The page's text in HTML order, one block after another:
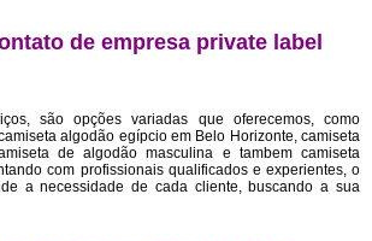
de empresa private label
são opções variadas que oferecemos, como
algodão egípcio em Belo Horizonte, camiseta
de algodão masculina e tambem camiseta
com profissionais qualificados e experientes, o
a necessidade de cada cliente, buscando a sua